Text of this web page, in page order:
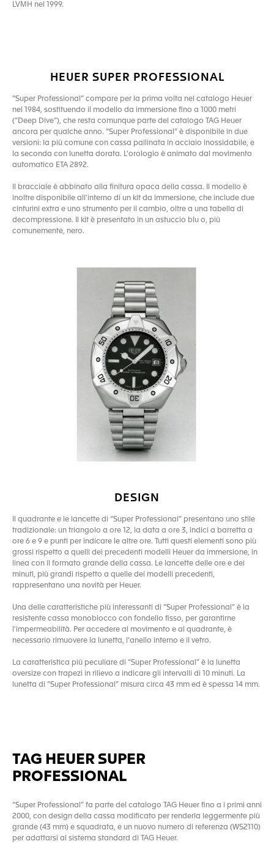
LVMH nel 1999.
HEUER SUPER PROFESSIONAL
“Super Professional” compare per la prima volta nel catalogo Heuer
nel 1984, sostituendo il modello da immersione fino a 1000 metri
(“Deep Dive”), che resta comunque parte del catalogo TAG Heuer
ancora per qualche anno. “Super Professional” è disponibile in due
versioni: la più comune con cassa pallinata in acciaio inossidabile, e
la seconda con lunetta dorata. L'orologio è animato dal movimento
automatico ETA 2892.
Il bracciale è abbinato alla finitura opaca della cassa. Il modello è
inoltre disponibile all'interno di un kit da immersione, che include due
cinturini extra e uno strumento per il cambio, oltre a una tabella di
decompressione. Il kit è presentato in un astuccio blu o, più
comunemente, nero.
DESIGN
Il quadrante e le lancette di “Super Professional” presentano uno stile
tradizionale: un triangolo a ore 12, la data a ore 3, indici a barretta a
ore 6 e 9 e punti per indicare le altre ore. Tutti questi elementi sono più
grossi rispetto a quelli dei precedenti modelli Heuer da immersione, in
linea con il formato grande della cassa. Le lancette delle ore e dei
minuti, più grandi rispetto a quelle dei modelli precedenti,
rappresentano una novità per Heuer.
Una delle caratteristiche più interessanti di “Super Professional” è la
resistente cassa monoblocco con fondello fisso, per garantirne
l'impermeabilità. Per accedere al movimento e al quadrante, è
necessario rimuovere la lunetta, l'anello interno e il vetro.
La caratteristica più peculiare di “Super Professional” è la lunetta
oversize con trapezi in rilievo a indicare gli intervalli di 10 minuti. La
lunetta di “Super Professional” misura circa 43 mm ed è spessa 14 mm.
TAG HEUER SUPER
PROFESSIONAL
“Super Professional” fa parte del catalogo TAG Heuer fino a i primi anni
2000, con design della cassa modificato per renderla leggermente più
grande (43 mm) e squadrata, e un nuovo numero di referenza (WS2110)
per adattarsi al sistema standard di TAG Heuer.